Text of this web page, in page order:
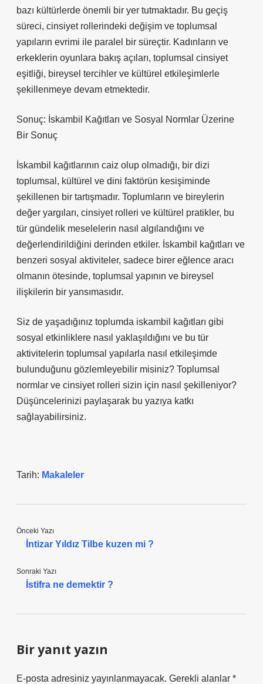
bazı kültürlerde önemli bir yer tutmaktadır. Bu geçiş
süreci, cinsiyet rollerindeki değişim ve toplumsal
yapıların evrimi ile paralel bir süreçtir. Kadınların ve
erkeklerin oyunlara bakış açıları, toplumsal cinsiyet
eşitliği, bireysel tercihler ve kültürel etkileşimlerle
şekillenmeye devam etmektedir.
Sonuç: İskambil Kağıtları ve Sosyal Normlar Üzerine
Bir Sonuç
İskambil kağıtlarının caiz olup olmadığı, bir dizi
toplumsal, kültürel ve dini faktörün kesişiminde
şekillenen bir tartışmadır. Toplumların ve bireylerin
değer yargıları, cinsiyet rolleri ve kültürel pratikler, bu
tür gündelik meselelerin nasıl algılandığını ve
değerlendirildiğini derinden etkiler. İskambil kağıtları ve
benzeri sosyal aktiviteler, sadece birer eğlence aracı
olmanın ötesinde, toplumsal yapının ve bireysel
ilişkilerin bir yansımasıdır.
Siz de yaşadığınız toplumda iskambil kağıtları gibi
sosyal etkinliklere nasıl yaklaşıldığını ve bu tür
aktivitelerin toplumsal yapılarla nasıl etkileşimde
bulunduğunu gözlemleyebilir misiniz? Toplumsal
normlar ve cinsiyet rolleri sizin için nasıl şekilleniyor?
Düşüncelerinizi paylaşarak bu yazıya katkı
sağlayabilirsiniz.
Tarih: Makaleler
Önceki Yazı
İntizar Yıldız Tilbe kuzen mi ?
Sonraki Yazı
İstifra ne demektir ?
Bir yanıt yazın
E-posta adresiniz yayınlanmayacak. Gerekli alanlar *